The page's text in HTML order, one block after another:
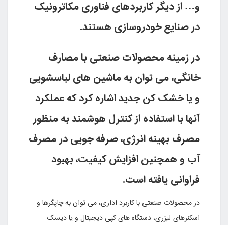
و… از دیگر کاربردهاى فناورى مکاترونیک
در صنایع خودروسازى هستند.
در زمینه محصولات صنعتى با مصارف
خانگى، مى توان به ماشین هاى لباسشویى
و یا خشک کن جدید اشاره کرد که عملکرد
آنها با استفاده از کنترل هوشمند به منظور
مصرف بهینه انرژى، صرفه جویى در مصرف
آب و همچنین افزایش کیفیت، بهبود
فراوانى یافته است.
در محصولات صنعتى با کاربرد ادارى، مى توان به چاپگرها و
اسکنرهاى لیزرى، دستگاه هاى کپى دیجیتال و یا دیسک